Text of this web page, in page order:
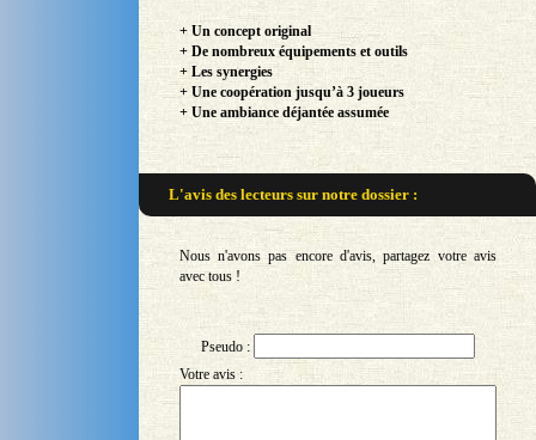
+ Un concept original
+ De nombreux équipements et outils
+ Les synergies
+ Une coopération jusqu’à 3 joueurs
+ Une ambiance déjantée assumée
L'avis des lecteurs surnotre dossier :
Nous n'avons pas encore d'avis, partagez votre avis
avec tous !
Pseudo :
Votre avis :